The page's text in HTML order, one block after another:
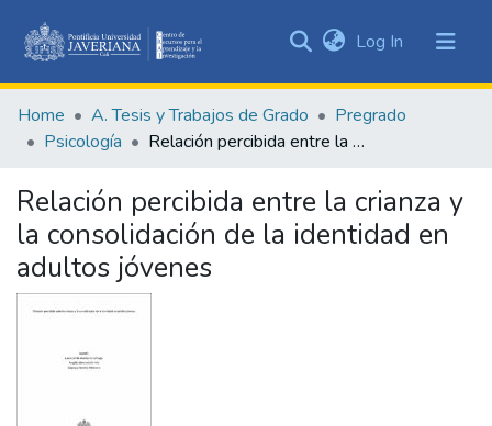
&
Collections
Statistics
Log In (current)
Home A. Tesis y Trabajos de Grado
Pregrado
Psicología
Relación percibida entre la crianza y la consolidación de la identidad en adultos jóvenes
Relación percibida entre la crianza y
la consolidación de la identidad en
adultos jóvenes